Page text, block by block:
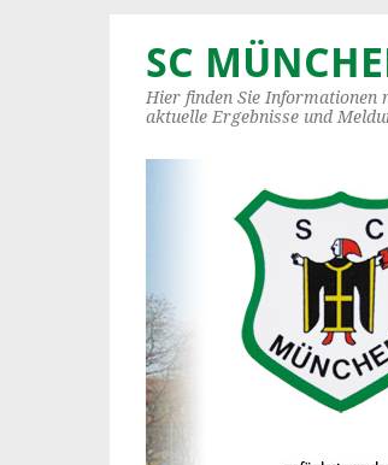
SC
Hier finden Sie Informationen
aktuelle Ergebnisse und